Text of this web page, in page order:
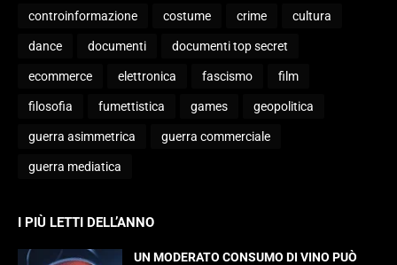
controinformazione costume crime cultura
dance documenti documenti top secret
ecommerce elettronica fascismo film
filosofia fumettistica games geopolitica
guerra asimmetrica guerra commerciale
guerra mediatica
I PIÙ LETTI DELL’ANNO
UN MODERATO CONSUMO DI VINO PUÒ